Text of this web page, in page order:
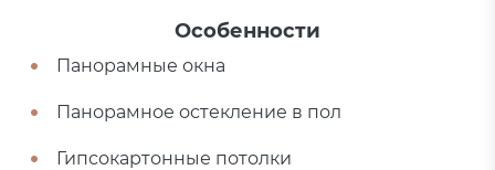
Особенности
Панорамные окна
Панорамное остекление в пол
Гипсокартонные потолки